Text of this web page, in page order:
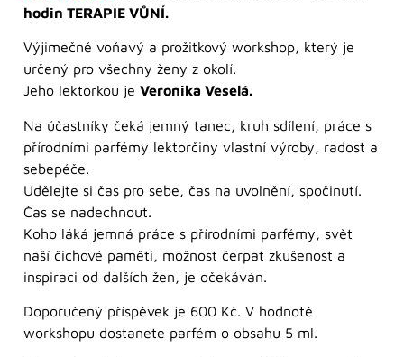
hodin TERAPIE VŮNÍ.
Výjimečně voňavý a prožitkový workshop, který je
určený pro všechny ženy z okolí.
Jeho lektorkou je Veronika Veselá.
Na účastníky čeká jemný tanec, kruh sdílení, práce s
přírodními parfémy lektorčiny vlastní výroby, radost a
sebepéče.
Udělejte si čas pro sebe, čas na uvolnění, spočinutí.
Čas se nadechnout.
Koho láká jemná práce s přírodními parfémy, svět
naší čichové paměti, možnost čerpat zkušenost a
inspiraci od dalších žen, je očekáván.
Doporučený příspěvek je 600 Kč. V hodnotě
workshopu dostanete parfém o obsahu 5 ml.